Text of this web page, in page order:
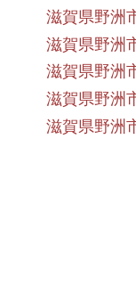
滋賀県野洲
滋賀県野洲
滋賀県野洲
滋賀県野洲
滋賀県野洲